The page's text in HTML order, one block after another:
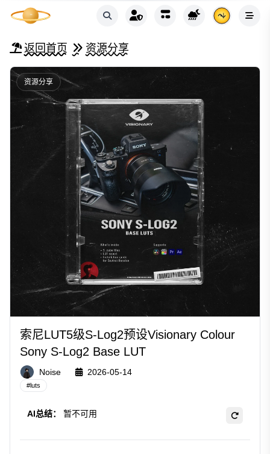
返回首页 资源分享
资源分享
索尼LUT5级S-Log2预设Visionary Colour
Sony S-Log2 Base LUT
Noise 2026-05-14
#luts
AI总结： 暂不可用